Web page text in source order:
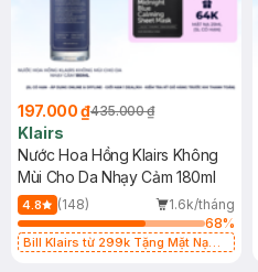
197.000 ₫435.000 ₫
Klairs
Nước Hoa Hồng Klairs Không
Mùi Cho Da Nhạy Cảm 180ml
4.8 (148)
1.6k/tháng
68%
Bill Klairs từ 299k Tặng Mặt Nạ